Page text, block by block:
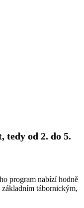
tedy od 2. do 5.
program nabízí hodně
tábornickým,